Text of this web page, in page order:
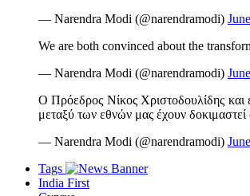
— Narendra Modi (@narendramodi)
We are both convinced about the
— Narendra Modi (@narendramodi)
Ο Πρόεδρος Νίκος Χριστοδουλίδης και
μεταξύ των εθνών μας έχουν
— Narendra Modi (@narendramodi)
Tags
India First